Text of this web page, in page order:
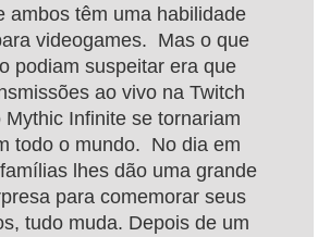
ambos têm uma habilidade
videogames. Mas o que
podiam suspeitar era que
ao vivo na Twitch
Mythic Infinite se tornariam
todo o mundo. No dia em
lhes dão uma grande
para comemorar seus
tudo muda. Depois de um